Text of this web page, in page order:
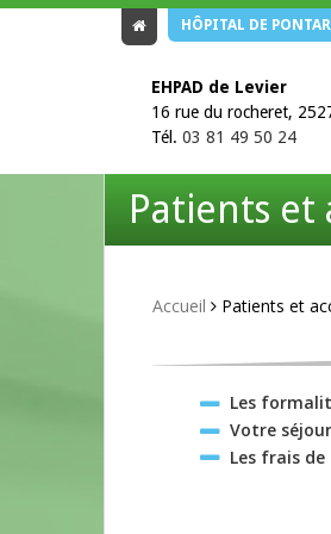
HÔPITAL DE
EHPAD de Levier
16 rue du rocheret,
Tél. 03 81 49 50 24
Patients et
Accueil Patients et
Les
Votre séjour
Les frais